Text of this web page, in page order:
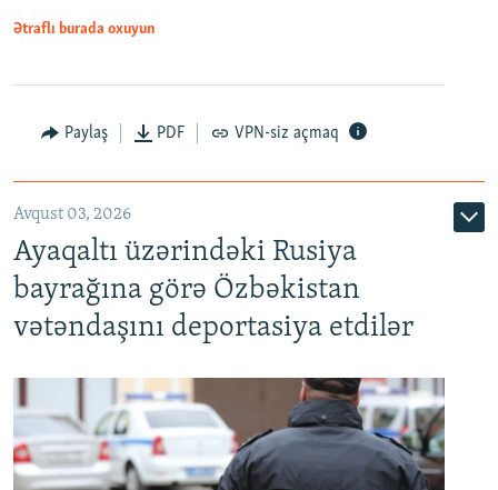
Ətraflı burada oxuyun
Paylaş PDF VPN-siz açmaq
Avqust 03, 2026
Ayaqaltı üzərindəki Rusiya
bayrağına görə Özbəkistan
vətəndaşını deportasiya etdilər